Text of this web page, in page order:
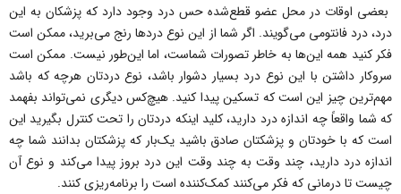
بعضی اوقات در محل عضو قطع‌شده حس درد وجود دارد که پزشکان به این
درد، درد فانتومی می‌گویند. اگر شما از این نوع دردها رنج می‌برید، ممکن است
فکر کنید همه این‌ها به خاطر تصورات شماست، اما این‌طور نیست. ممکن است
سروکار داشتن با این نوع درد بسیار دشوار باشد، نوع دردتان هرچه که باشد
مهم‌ترین چیز این است که تسکین پیدا کنید. هیچ‌کس دیگری نمی‌تواند بفهمد
که شما واقعاً چه اندازه درد دارید، کلید اینکه دردتان را تحت کنترل بگیرید این
است که با خودتان و پزشکتان صادق باشید یک‌بار که پزشکتان بدانند شما چه
اندازه درد دارید، چند وقت به چند وقت این درد بروز پیدا می‌کند و نوع آن
چیست تا درمانی که فکر می‌کنند کمک‌کننده است را برنامه‌ریزی کنند.